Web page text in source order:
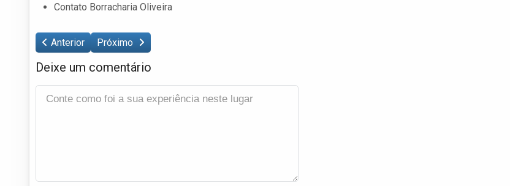
Contato Borracharia Oliveira
Anterior Próximo
Deixe um comentário